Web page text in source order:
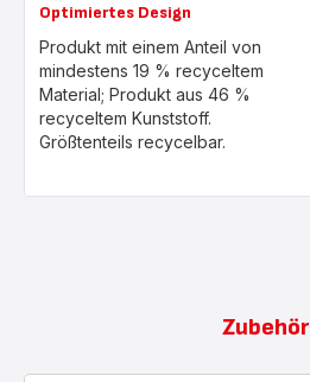
Optimiertes Design
Produkt mit einem Anteil von
mindestens 19 % recyceltem
Material; Produkt aus 46 %
recyceltem Kunststoff.
Größtenteils recycelbar.
Zubehör